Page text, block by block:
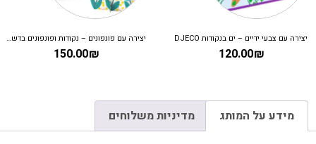
יצירה עם צבעי ידיים – ים בנקודות DJECO
120.00₪
יצירה עם פונפונים – נקודות ופונפונים בדשא DJECO
150.00₪
מידע על המותג מדיניות משלוחים